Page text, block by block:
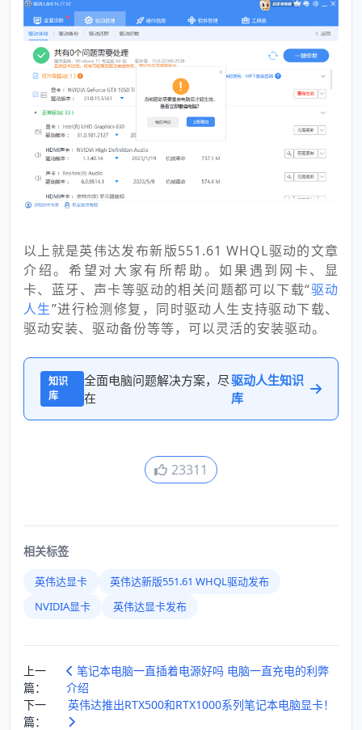
以上就是英伟达发布新版551.61 WHQL驱动的文章
介绍。希望对大家有所帮助。如果遇到网卡、显
卡、蓝牙、声卡等驱动的相关问题都可以下载“驱动
人生”进行检测修复，同时驱动人生支持驱动下载、
驱动安装、驱动备份等等，可以灵活的安装驱动。
知识
库
全面电脑问题解决方案，尽
在
驱动人生知识
库
23311
相关标签
英伟达显卡
英伟达新版551.61 WHQL驱动发布
NVIDIA显卡
英伟达显卡发布
上一
篇：
笔记本电脑一直插着电源好吗 电脑一直充电的利弊
介绍
下一
篇：
英伟达推出RTX500和RTX1000系列笔记本电脑显卡！